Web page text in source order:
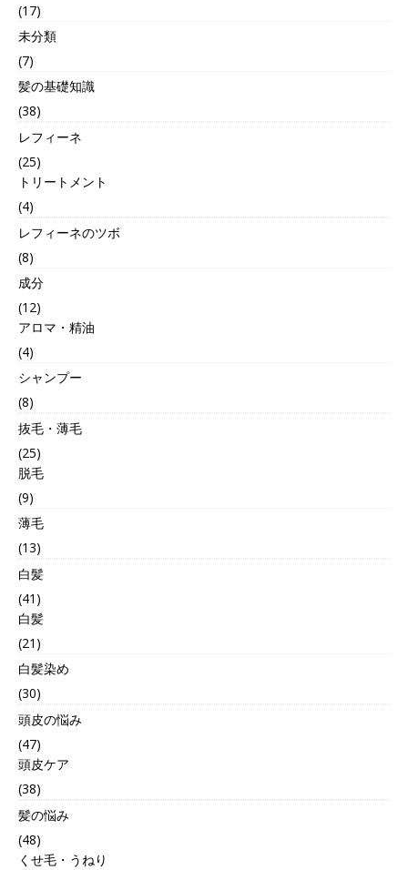
(17)
未分類
(7)
髪の基礎知識
(38)
レフィーネ
(25)
トリートメント
(4)
レフィーネのツボ
(8)
成分
(12)
アロマ・精油
(4)
シャンプー
(8)
抜毛・薄毛
(25)
脱毛
(9)
薄毛
(13)
白髪
(41)
白髪
(21)
白髪染め
(30)
頭皮の悩み
(47)
頭皮ケア
(38)
髪の悩み
(48)
くせ毛・うねり